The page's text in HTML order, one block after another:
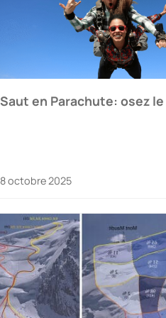
Saut en Parachute: osez
8 octobre 2025